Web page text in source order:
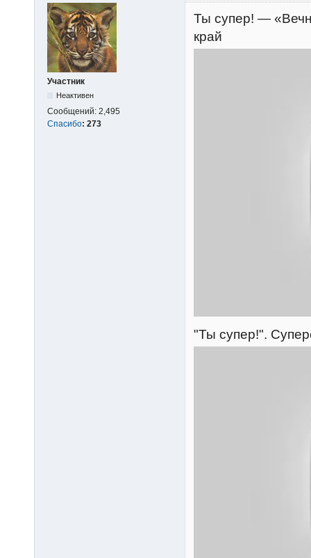
Участник
Неактивен
Сообщений: 2,495
Спасибо: 273
Ты супер! —
край
"Ты супер!".